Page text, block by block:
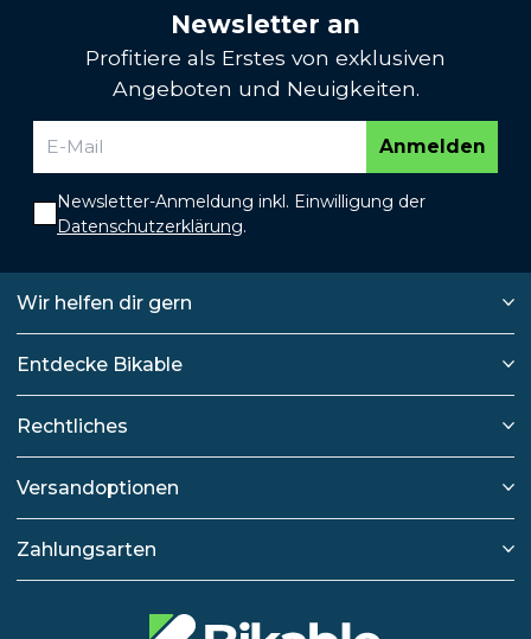
Newsletter an
Profitiere als Erstes von exklusiven
Angeboten und Neuigkeiten.
Anmelden
Newsletter-Anmeldung inkl. Einwilligung der
Datenschutzerklärung.
Wir helfen dir gern
Entdecke Bikable
Rechtliches
Versandoptionen
Zahlungsarten